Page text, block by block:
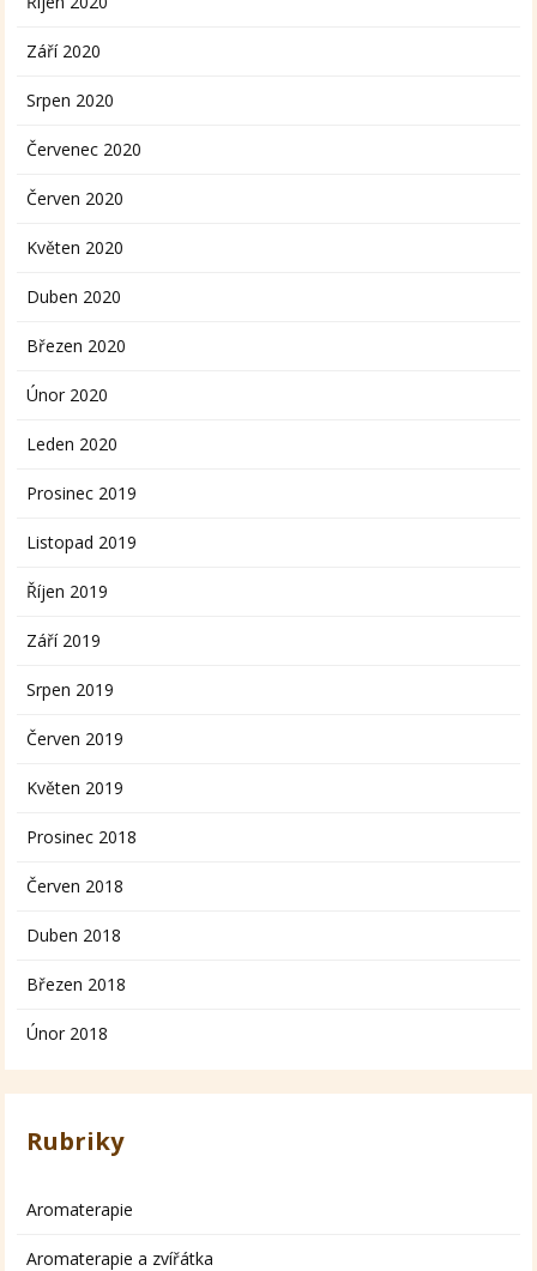
Září 2020
Srpen 2020
Červenec 2020
Červen 2020
Květen 2020
Duben 2020
Březen 2020
Únor 2020
Leden 2020
Prosinec 2019
Listopad 2019
Říjen 2019
Září 2019
Srpen 2019
Červen 2019
Květen 2019
Prosinec 2018
Červen 2018
Duben 2018
Březen 2018
Únor 2018
Rubriky
Aromaterapie
Aromaterapie a zvířátka